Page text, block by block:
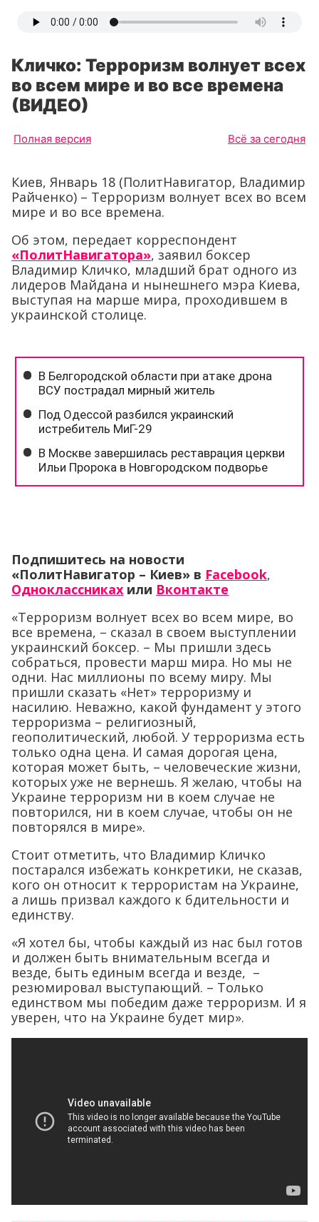
Кличко: Терроризм волнует всех
во всем мире и во все времена
(ВИДЕО)
Полная версия Всё за сегодня
Киев, Январь 18 (ПолитНавигатор, Владимир
Райченко) – Терроризм волнует всех во всем
мире и во все времена.
Об этом, передает корреспондент
«ПолитНавигатора», заявил боксер
Владимир Кличко, младший брат одного из
лидеров Майдана и нынешнего мэра Киева,
выступая на марше мира, проходившем в
украинской столице.
Подпишитесь на новости
«ПолитНавигатор – Киев» в Facebook,
Одноклассниках или Вконтакте
«Терроризм волнует всех во всем мире, во
все времена, – сказал в своем выступлении
украинский боксер. – Мы пришли здесь
собраться, провести марш мира. Но мы не
одни. Нас миллионы по всему миру. Мы
пришли сказать «Нет» терроризму и
насилию. Неважно, какой фундамент у этого
терроризма – религиозный,
геополитический, любой. У терроризма есть
только одна цена. И самая дорогая цена,
которая может быть, – человеческие жизни,
которых уже не вернешь. Я желаю, чтобы на
Украине терроризм ни в коем случае не
повторился, ни в коем случае, чтобы он не
повторялся в мире».
Стоит отметить, что Владимир Кличко
постарался избежать конкретики, не сказав,
кого он относит к террористам на Украине,
а лишь призвал каждого к бдительности и
единству.
«Я хотел бы, чтобы каждый из нас был готов
и должен быть внимательным всегда и
везде, быть единым всегда и везде, –
резюмировал выступающий. – Только
единством мы победим даже терроризм. И я
уверен, что на Украине будет мир».